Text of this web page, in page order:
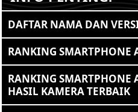
DAFTAR NAMA DAN
RANKING SMARTPHONE
RANKING SMARTPHONE
HASIL KAMERA TERBAIK